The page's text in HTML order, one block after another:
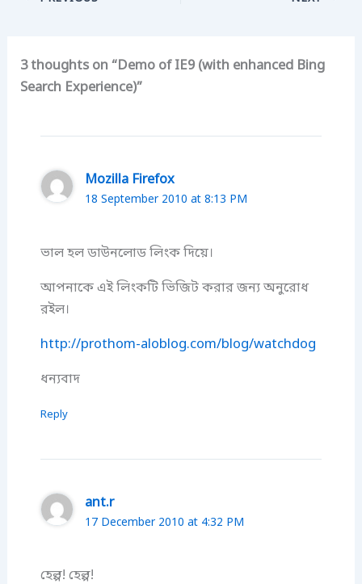
3 thoughts on “Demo of IE9 (with enhanced Bing
Search Experience)”
Mozilla Firefox
18 September 2010 at 8:13 PM
ভাল হল ডাউনলোড লিংক দিয়ে।
আপনাকে এই লিংকটি ভিজিট করার জন্য অনুরোধ
রইল।
http://prothom-aloblog.com/blog/watchdog
ধন্যবাদ
Reply
ant.r
17 December 2010 at 4:32 PM
হেল্প! হেল্প!